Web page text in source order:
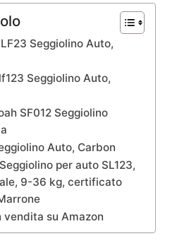
Seggiolino Auto,
Seggiolino Auto,
SF012 Seggiolino
Auto, Carbon
per auto SL123,
9-36 kg, certificato
su Amazon